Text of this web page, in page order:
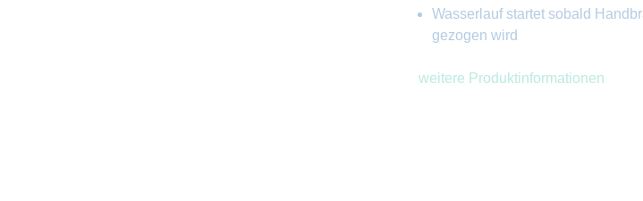
Wasserlauf startet sobald
gezogen wird
weitere Produktinformationen